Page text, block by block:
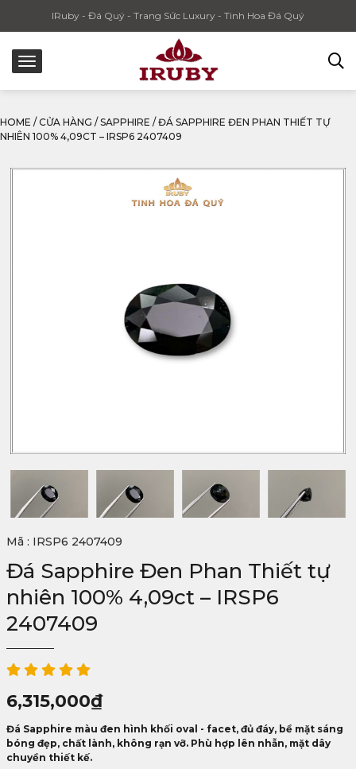
IRuby - Đá Quý - Trang Sức Luxury - Tinh Hoa Đá Quý
HOME / CỬA HÀNG / SAPPHIRE / ĐÁ SAPPHIRE ĐEN PHAN THIẾT TỰ
NHIÊN 100% 4,09CT – IRSP6 2407409
Mã : IRSP6 2407409
Đá Sapphire Đen Phan Thiết tự
nhiên 100% 4,09ct – IRSP6
2407409
6,315,000₫
Đá Sapphire màu đen hình khối oval - facet, đủ đáy, bề mặt sáng
bóng đẹp, chất lành, không rạn vỡ. Phù hợp lên nhẫn, mặt dây
chuyền thiết kế.